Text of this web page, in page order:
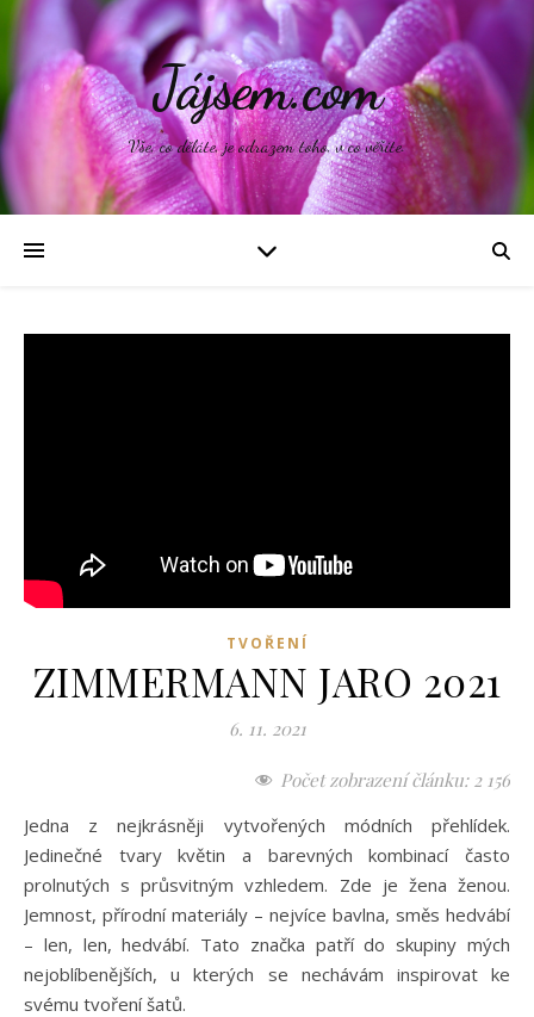
Jájsem.com
Vše, co děláte, je odrazem toho, v co věříte.
TVOŘENÍ
ZIMMERMANN JARO 2021
6. 11. 2021
Počet zobrazení článku: 2 156
Jedna z nejkrásněji vytvořených módních přehlídek.
Jedinečné tvary květin a barevných kombinací často
prolnutých s průsvitným vzhledem. Zde je žena ženou.
Jemnost, přírodní materiály – nejvíce bavlna, směs hedvábí
– len, len, hedvábí. Tato značka patří do skupiny mých
nejoblíbenějších, u kterých se nechávám inspirovat ke
svému tvoření šatů.